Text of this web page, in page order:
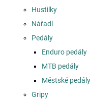
Hustilky
Nářadí
Pedály
Enduro pedály
MTB pedály
Městské pedály
Gripy